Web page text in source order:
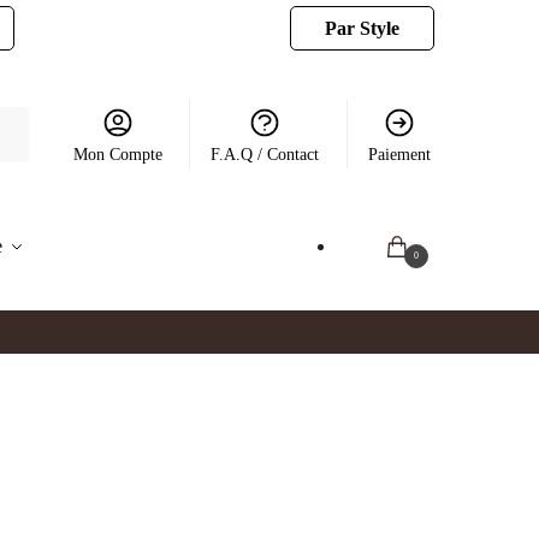
Par Style
Mon Compte F.A.Q / Contact Paiement
0